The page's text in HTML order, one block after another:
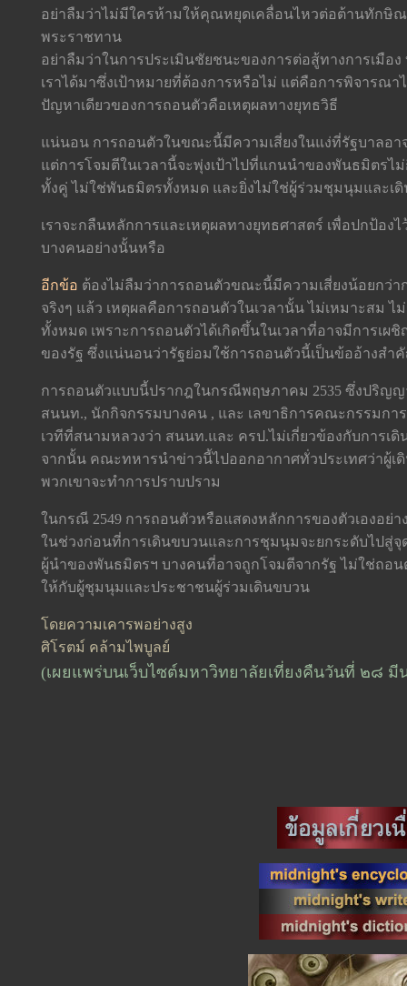
อย่าลืมว่าไม่มีใครห้ามให้คุณหยุดเคลื่อนไหวต่อต้านทักษิ
พระราชทาน
อย่าลืมว่าในการประเมินชัยชนะของการต่อสู้ทางการเมื
เราได้มาซึ่งเป้าหมายที่ต้องการหรือไม่ แต่คือการพิจารณา
ปัญหาเดียวของการถอนตัวคือเหตุผลทางยุทธวิธี
แน่นอน การถอนตัวในขณะนี้มีความเสี่ยงในแง่ที่รัฐบาลอ
แต่การโจมตีในเวลานี้จะพุ่งเป้าไปที่แกนนำของพันธมิตรไ
ทั้งคู่ ไม่ใช่พันธมิตรทั้งหมด และยิ่งไม่ใช่ผู้ร่วมชุมนุมและเ
เราจะกลืนหลักการและเหตุผลทางยุทธศาสตร์ เพื่อปกป้อง
บางคนอย่างนั้นหรือ
อีกข้อ ต้องไม่ลืมว่าการถอนตัวขณะนี้มีความเสี่ยงน้อยกว่
จริงๆ แล้ว เหตุผลคือการถอนตัวในเวลานั้น ไม่เหมาะสม
ทั้งหมด เพราะการถอนตัวได้เกิดขึ้นในเวลาที่อาจมีการเผ
ของรัฐ ซึ่งแน่นอนว่ารัฐย่อมใช้การถอนตัวนี้เป็นข้ออ้างส
การถอนตัวแบบนี้ปรากฎในกรณีพฤษภาคม 2535 ซึ่งปริญญ
สนนท., นักกิจกรรมบางคน , และ เลขาธิการคณะกรรมก
เวทีที่สนามหลวงว่า สนนท.และ ครป.ไม่เกี่ยวข้องกับการเ
จากนั้น คณะทหารนำข่าวนี้ไปออกอากาศทั่วประเทศว่าผู้
พวกเขาจะทำการปราบปราม
ในกรณี 2549 การถอนตัวหรือแสดงหลักการของตัวเองอย่า
ในช่วงก่อนที่การเดินขบวนและการชุมนุมจะยกระดับไป
ผู้นำของพันธมิตรฯ บางคนที่อาจถูกโจมตีจากรัฐ ไม่ใช่ถอน
ให้กับผู้ชุมนุมและประชาชนผู้ร่วมเดินขบวน
โดยความเคารพอย่างสูง
ศิโรตม์ คล้ามไพบูลย์
(เผยแพร่บนเว็บไซต์มหาวิทยาลัยเที่ยงคืนวันที่ ๒๘